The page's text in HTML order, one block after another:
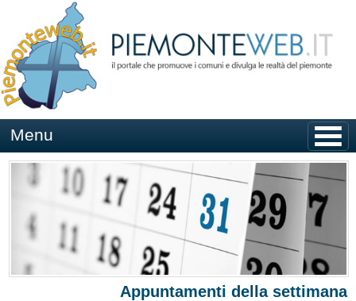
contenuti
Menu
Appuntamenti della settimana